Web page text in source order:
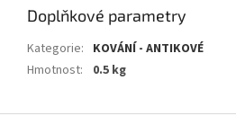
Doplňkové parametry
Kategorie: KOVÁNÍ - ANTIKOVÉ
Hmotnost: 0.5 kg